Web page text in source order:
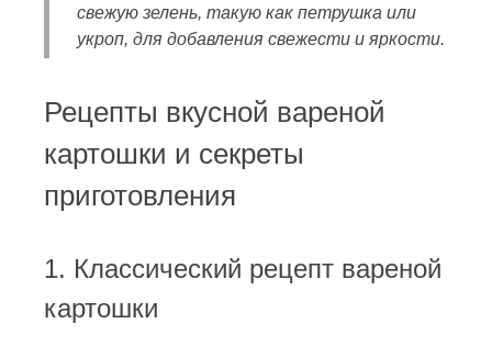
свежую зелень, такую как петрушка или
укроп, для добавления свежести и яркости.
Рецепты вкусной вареной
картошки и секреты
приготовления
1. Классический рецепт вареной
картошки